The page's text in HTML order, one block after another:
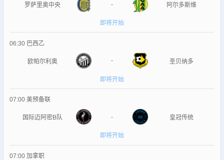
罗萨里奥中央 - 阿尔多斯维
即将开始
06:30 巴西乙
欧帕尔利奥 - 圣贝纳多
即将开始
07:00 美预备联
国际迈阿密B队 - 皇冠传统
即将开始
07:00 加拿职